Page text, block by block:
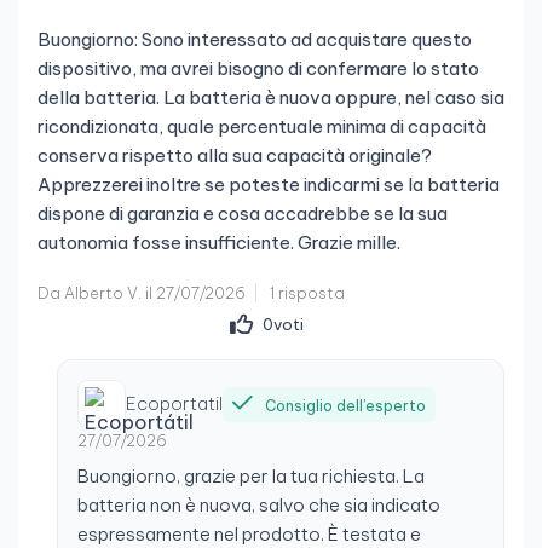
Buongiorno: Sono interessato ad acquistare questo
dispositivo, ma avrei bisogno di confermare lo stato
della batteria. La batteria è nuova oppure, nel caso sia
ricondizionata, quale percentuale minima di capacità
conserva rispetto alla sua capacità originale?
Apprezzerei inoltre se poteste indicarmi se la batteria
dispone di garanzia e cosa accadrebbe se la sua
autonomia fosse insufficiente. Grazie mille.
Da Alberto V. il 27/07/2026
1 risposta
0voti
Ecoportatil Consiglio dell’esperto
27/07/2026
Buongiorno, grazie per la tua richiesta. La
batteria non è nuova, salvo che sia indicato
espressamente nel prodotto. È testata e